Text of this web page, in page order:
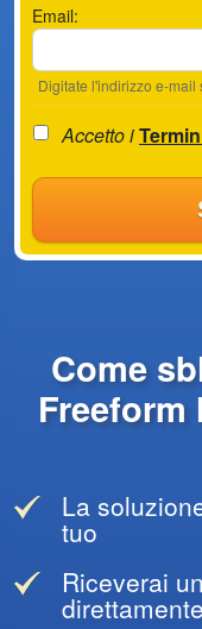
Email:
Digitate l'indirizzo e-
Accetto i
Come
Freeform
La
tuo
Riceverai